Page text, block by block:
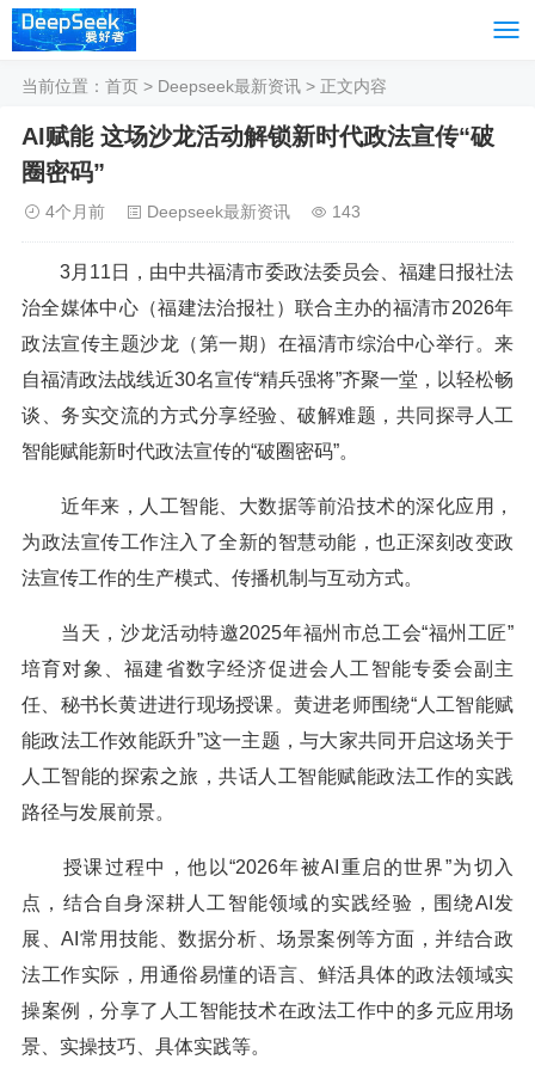
当前位置： 首页 > Deepseek最新资讯 > 正文内容
AI赋能 这场沙龙活动解锁新时代政法宣传“破
圈密码”
4个月前 Deepseek最新资讯 143
3月11日，由中共福清市委政法委员会、福建日报社法
治全媒体中心（福建法治报社）联合主办的福清市2026年
政法宣传主题沙龙（第一期）在福清市综治中心举行。来
自福清政法战线近30名宣传“精兵强将”齐聚一堂，以轻松畅
谈、务实交流的方式分享经验、破解难题，共同探寻人工
智能赋能新时代政法宣传的“破圈密码”。
近年来，人工智能、大数据等前沿技术的深化应用，
为政法宣传工作注入了全新的智慧动能，也正深刻改变政
法宣传工作的生产模式、传播机制与互动方式。
当天，沙龙活动特邀2025年福州市总工会“福州工匠”
培育对象、福建省数字经济促进会人工智能专委会副主
任、秘书长黄进进行现场授课。黄进老师围绕“人工智能赋
能政法工作效能跃升”这一主题，与大家共同开启这场关于
人工智能的探索之旅，共话人工智能赋能政法工作的实践
路径与发展前景。
授课过程中，他以“2026年被AI重启的世界”为切入
点，结合自身深耕人工智能领域的实践经验，围绕AI发
展、AI常用技能、数据分析、场景案例等方面，并结合政
法工作实际，用通俗易懂的语言、鲜活具体的政法领域实
操案例，分享了人工智能技术在政法工作中的多元应用场
景、实操技巧、具体实践等。